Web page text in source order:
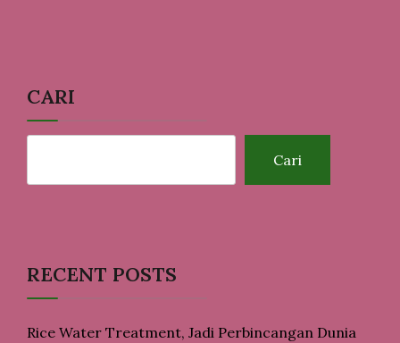
CARI
Cari
RECENT POSTS
Rice Water Treatment, Jadi Perbincangan Dunia